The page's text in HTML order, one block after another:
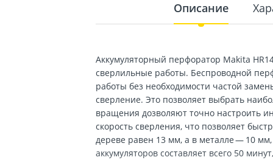
Описание
Аккумуляторный перфоратор Makita
сверлильные работы. Беспроводной
работы без необходимости частой
сверление. Это позволяет выбрать
вращения дозволяют точно настроить
скорость сверления, что позволяет
дереве равен 13 мм, а в металле — 10
аккумуляторов составляет всего 50